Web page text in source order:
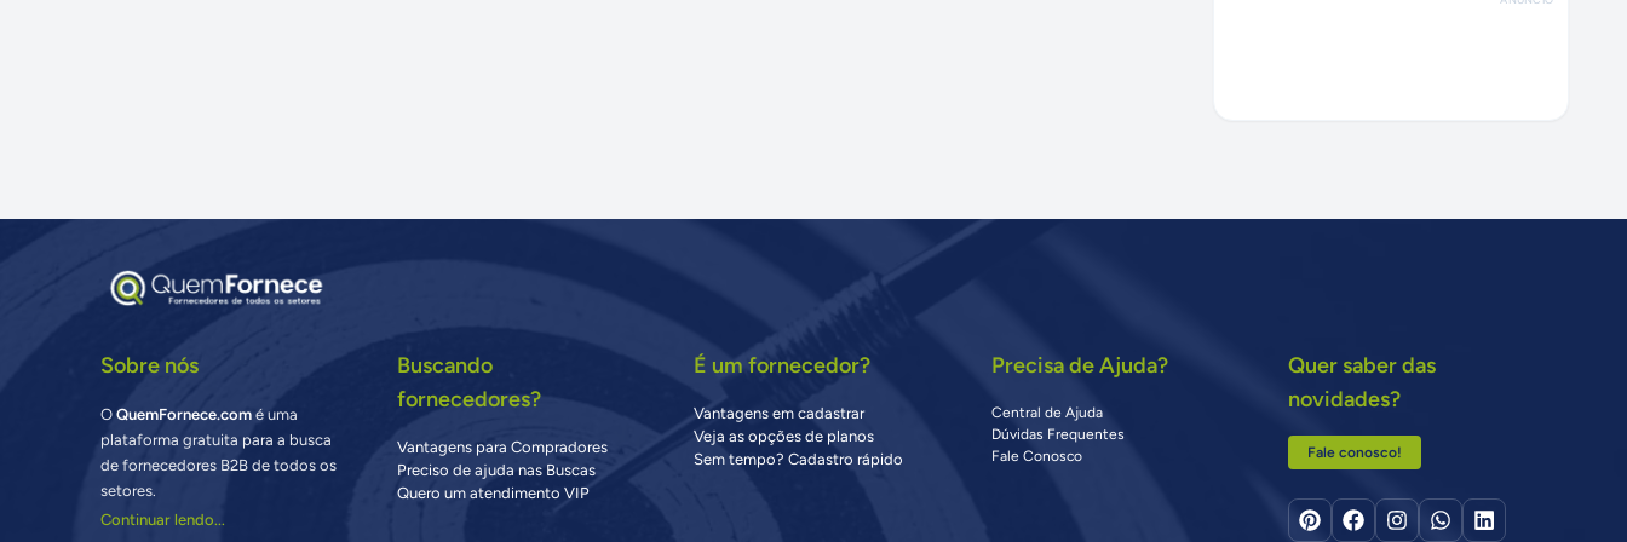
Sobre nós
OQuemFornece.com é uma
plataforma gratuita para a busca
de fornecedores B2B de todos os
setores.
Continuar lendo...
Buscando
fornecedores?
Vantagens para Compradores
Preciso de ajuda nas Buscas
Quero um atendimento VIP
É um fornecedor?
Vantagens em cadastrar
Veja as opções de planos
Sem tempo? Cadastro rápido
Precisa de Ajuda?
Central de Ajuda
Dúvidas Frequentes
Fale Conosco
Quer saber das
novidades?
Fale conosco!